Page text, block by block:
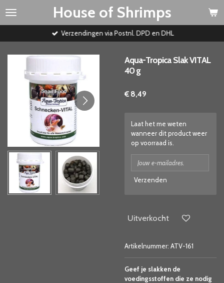
Ga
House of Shrimps
Verzendingen via Postnl. DPD en DHL
Aqua-Tropica Slak VITAL
40 g
€ 8,49
Laat het me weten
wanneer dit product weer
op voorraad is.
Verzenden
Uitverkocht
Artikelnummer: ATV-161
Geef je slakken de
voedingsstoffen die ze nodig